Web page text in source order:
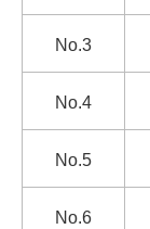
No.3
No.4
No.5
No.6